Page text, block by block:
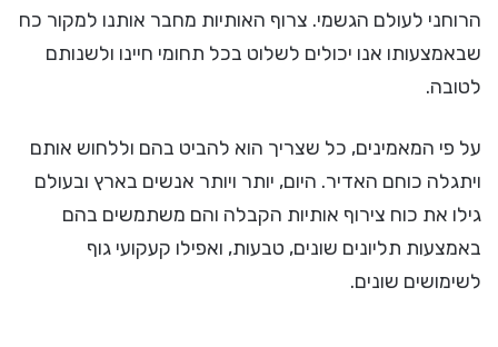
הרוחני לעולם הגשמי. צרוף האותיות מחבר אותנו למקור כח
שבאמצעותו אנו יכולים לשלוט בכל תחומי חיינו ולשנותם
לטובה.
על פי המאמינים, כל שצריך הוא להביט בהם וללחוש אותם
ויתגלה כוחם האדיר. היום, יותר ויותר אנשים בארץ ובעולם
גילו את כוח צירוף אותיות הקבלה והם משתמשים בהם
באמצעות תליונים שונים, טבעות, ואפילו קעקועי גוף
לשימושים שונים.